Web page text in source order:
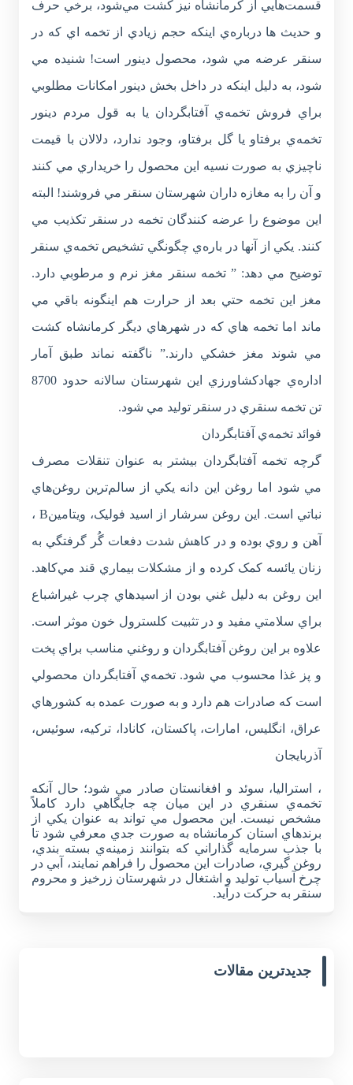
قسمت‌هايي از کرمانشاه نيز کشت مي‌شود، برخي حرف
و حديث ها درباره‌ي اينکه حجم زيادي از تخمه اي که در
سنقر عرضه مي شود، محصول دينور است! شنيده مي
شود، به دليل اينکه در داخل بخش دينور امکانات مطلوبي
براي فروش تخمه‌ي آفتابگردان يا به قول مردم دينور
تخمه‌ي برفتاو يا گل برفتاو، وجود ندارد، دلالان با قيمت
ناچيزي به صورت نسيه اين محصول را خريداري مي کنند
و آن را به مغازه داران شهرستان سنقر مي فروشند! البته
اين موضوع را عرضه کنندگان تخمه در سنقر تکذيب مي
کنند. يکي از آنها در باره‌ي چگونگي تشخيص تخمه‌ي سنقر
توضيح مي دهد: ” تخمه سنقر مغز نرم و مرطوبي دارد.
مغز اين تخمه حتي بعد از حرارت هم اينگونه باقي مي
ماند اما تخمه هاي که در شهرهاي ديگر کرمانشاه کشت
مي شوند مغز خشکي دارند.” ناگفته نماند طبق آمار
اداره‌ي جهادکشاورزي اين شهرستان سالانه حدود 8700
تن تخمه سنقري در سنقر توليد مي شود.
فوائد تخمه‌ي آفتابگردان
گرچه تخمه آفتابگردان بيشتر به عنوان تنقلات مصرف
مي شود اما روغن اين دانه يکي از سالم‌ترين روغن‌هاي
نباتي است. اين روغن سرشار از اسيد فوليک، ويتامينB ،
آهن و روي بوده و در کاهش شدت دفعات گُر گرفتگي به
زنان يائسه کمک کرده و از مشکلات بيماري قند مي‌کاهد.
اين روغن به دليل غني بودن از اسيدهاي چرب غيراشباع
براي سلامتي مفيد و در تثبيت کلسترول خون موثر است.
علاوه بر اين روغن آفتابگردان و روغني مناسب براي پخت
و پز غذا محسوب مي شود. تخمه‌ي آفتابگردان محصولي
است که صادرات هم دارد و به صورت عمده به کشورهاي
عراق، انگليس، امارات، پاکستان، کانادا، ترکيه، سوئيس،
آذربايجان
، استراليا، سوئد و افغانستان صادر مي شود؛ حال آنکه
تخمه‌ي سنقري در اين ميان چه جايگاهي دارد کاملاً
مشخص نيست. اين محصول مي تواند به عنوان يکي از
برندهاي استان کرمانشاه به صورت جدي معرفي شود تا
با جذب سرمايه گذاراني که بتوانند زمينه‌ي بسته بندي،
روغن گيري، صادرات اين محصول را فراهم نمايند، آبي در
چرخ آسياب توليد و اشتغال در شهرستان زرخيز و محروم
سنقر به حرکت درآيد.
جدیدترین مقالات